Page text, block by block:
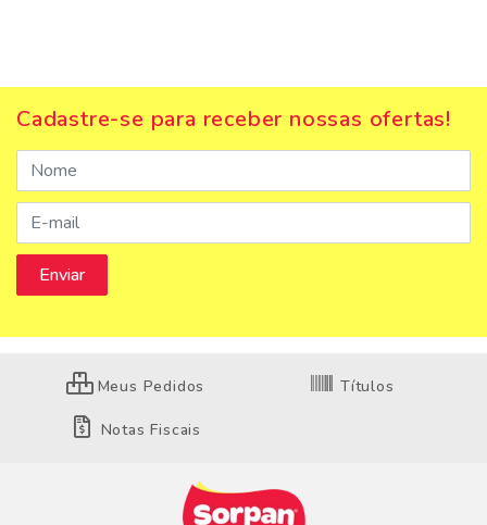
Cadastre-se para receber nossas ofertas!
Meus Pedidos Títulos
Notas Fiscais